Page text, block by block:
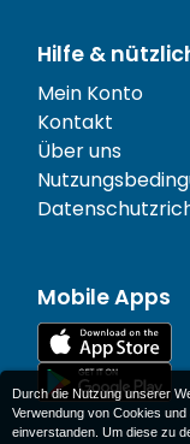
Hilfe &
Mein Konto
Kontakt
Über uns
Mobile Apps
Durch die Nutzung unserer
Verwendung von Cookies
einverstanden. Um diese zu